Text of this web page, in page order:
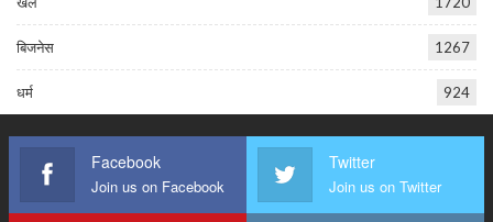
बिजनेस 1267
धर्म 924
Facebook
Join us on Facebook
Twitter
Join us on Twitter